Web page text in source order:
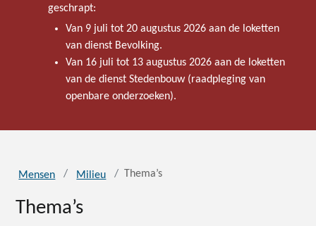
geschrapt:
Van 9 juli tot 20 augustus 2026 aan de loketten
van dienst Bevolking.
Van 16 juli tot 13 augustus 2026 aan de loketten
van de dienst Stedenbouw (raadpleging van
openbare onderzoeken).
Mensen Milieu Thema’s
Thema’s